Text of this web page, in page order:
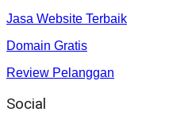
Jasa Website Terbaik
Domain Gratis
Review Pelanggan
Social